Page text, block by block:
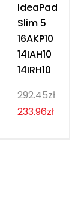
IdeaPad
Slim 5
16AKP10
14IAH10
14IRH10
292.45zł
233.96zł